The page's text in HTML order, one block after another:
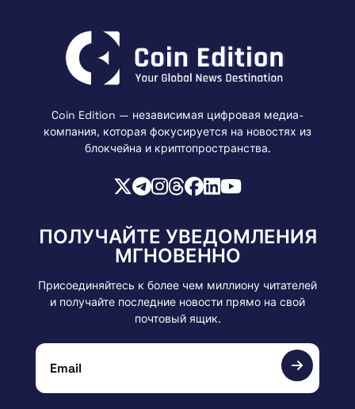
Coin Edition — независимая цифровая медиа-
компания, которая фокусируется на новостях из
блокчейна и криптопространства.
ПОЛУЧАЙТЕ УВЕДОМЛЕНИЯ
МГНОВЕННО
Присоединяйтесь к более чем миллиону читателей
и получайте последние новости прямо на свой
почтовый ящик.